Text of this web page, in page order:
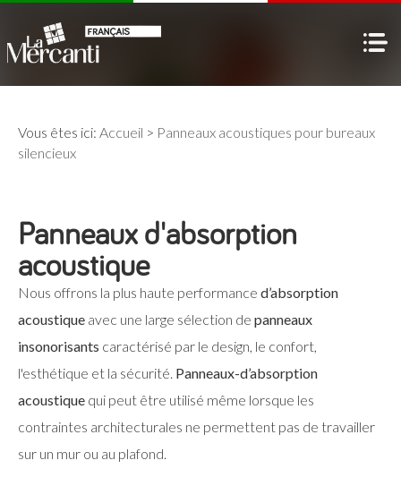
Vous êtes ici: Accueil > Panneaux acoustiques pour bureaux
silencieux
Panneaux d'absorption
acoustique
Nous offrons la plus haute performance d’absorption
acoustique avec une large sélection de panneaux
insonorisants caractérisé par le design, le confort,
l'esthétique et la sécurité. Panneaux-d’absorption
acoustique qui peut être utilisé même lorsque les
contraintes architecturales ne permettent pas de travailler
sur un mur ou au plafond.